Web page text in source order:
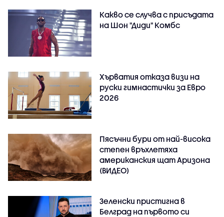
Какво се случва с присъдата
на Шон "Диди" Комбс
Хърватия отказа визи на
руски гимнастички за Евро
2026
Пясъчни бури от най-висока
степен връхлетяха
американския щат Аризона
(ВИДЕО)
Зеленски пристигна в
Белград на първото си